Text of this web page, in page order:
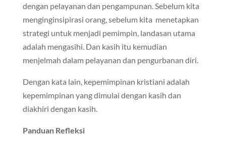
dengan pelayanan dan pengampunan. Sebelum kita
menginginsipirasi orang, sebelum kita menetapkan
strategi untuk menjadi pemimpin, landasan utama
adalah mengasihi. Dan kasih itu kemudian
menjelmah dalam pelayanan dan pengurbanan diri.
Dengan kata lain, kepemimpinan kristiani adalah
kepemimpinan yang dimulai dengan kasih dan
diakhiri dengan kasih.
Panduan Refleksi